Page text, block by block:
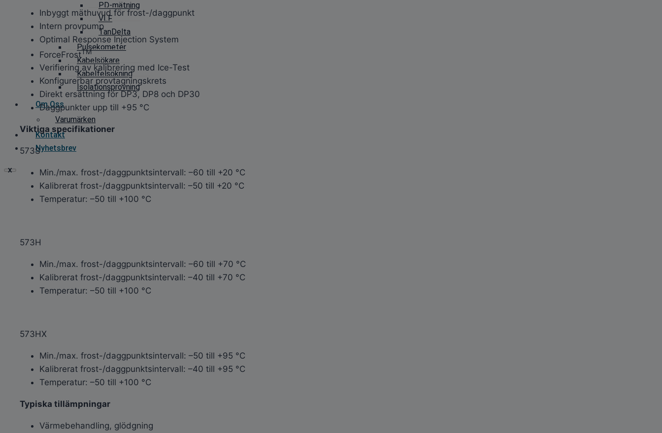
PD-mätning
VLF
TanDelta
Pulsekometer
Kabelsökare
Kabelfelsökning
Isolationsprovning
Om Oss
Varumärken
Kontakt
Nyhetsbrev
X
Inbyggt mäthuvud för frost-/daggpunkt
Intern provpump
Optimal Response Injection System
ForceFrostTM
Verifiering av kalibrering med Ice-Test
Konfigurerbar provtagningskrets
Direkt ersättning för DP3, DP8 och DP30
Daggpunkter upp till +95 °C
Viktiga specifikationer
573S
Min./max. frost-/daggpunktsintervall: –60 till +20 °C
Kalibrerat frost-/daggpunktsintervall: –50 till +20 °C
Temperatur: –50 till +100 °C
573H
Min./max. frost-/daggpunktsintervall: –60 till +70 °C
Kalibrerat frost-/daggpunktsintervall: –40 till +70 °C
Temperatur: –50 till +100 °C
573HX
Min./max. frost-/daggpunktsintervall: –50 till +95 °C
Kalibrerat frost-/daggpunktsintervall: –40 till +95 °C
Temperatur: –50 till +100 °C
Typiska tillämpningar
Värmebehandling, glödgning